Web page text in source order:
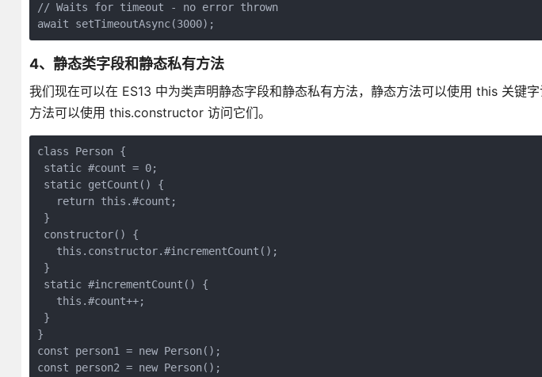
// Waits for timeout - no error thrown
await setTimeoutAsync(3000);
4、静态类字段和静态私有方法
我们现在可以在 ES13 中为类声明静态字段和静态私有方法，静态方法可以使用 this 关键
方法可以使用 this.constructor 访问它们。
class Person {
static #count = 0;
static getCount() {
   return this.#count;
}
constructor() {
   this.constructor.#incrementCount();
}
static #incrementCount() {
   this.#count++;
}
}
const person1 = new Person();
const person2 = new Person();